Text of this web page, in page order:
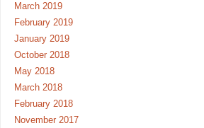
March 2019
February 2019
January 2019
October 2018
May 2018
March 2018
February 2018
November 2017